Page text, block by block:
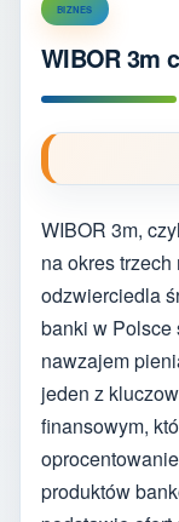
BIZNES
WIBOR 3m
WIBOR 3m,
na okres
odzwierciedla
banki w Polsce
nawzajem
jeden z
finansowym,
produktów